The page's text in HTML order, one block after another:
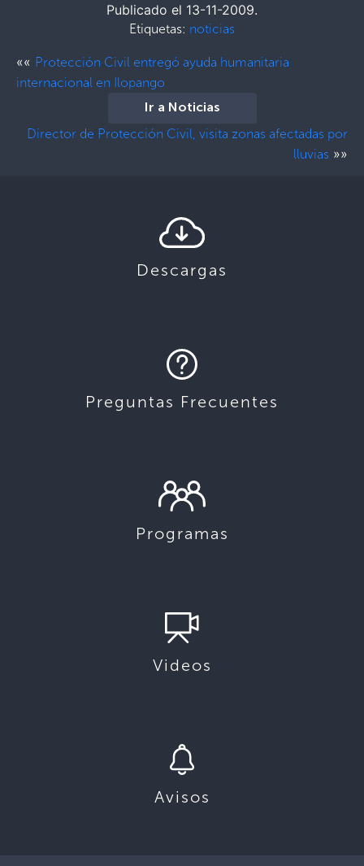
Publicado el 13-11-2009.
Etiquetas: noticias
«« Protección Civil entregó ayuda humanitaria
internacional en Ilopango
Ir a Noticias
Director de Protección Civil, visita zonas afectadas por
lluvias »»
Descargas
Preguntas Frecuentes
Programas
Videos
Avisos